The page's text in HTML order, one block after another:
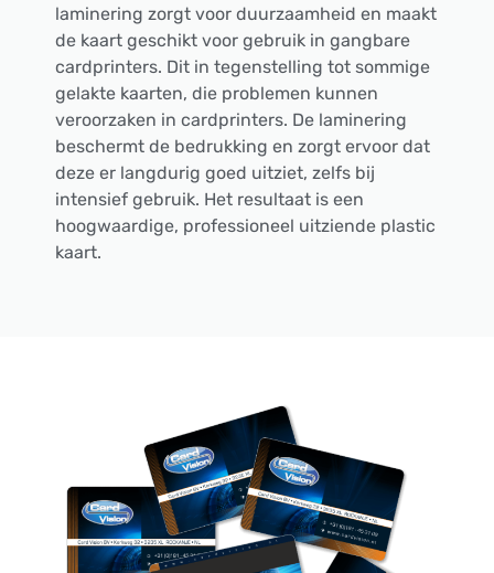
laminering zorgt voor duurzaamheid en maakt
de kaart geschikt voor gebruik in gangbare
cardprinters. Dit in tegenstelling tot sommige
gelakte kaarten, die problemen kunnen
veroorzaken in cardprinters. De laminering
beschermt de bedrukking en zorgt ervoor dat
deze er langdurig goed uitziet, zelfs bij
intensief gebruik. Het resultaat is een
hoogwaardige, professioneel uitziende plastic
kaart.